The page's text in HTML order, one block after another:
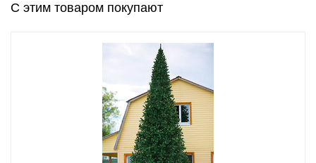
С этим товаром покупают